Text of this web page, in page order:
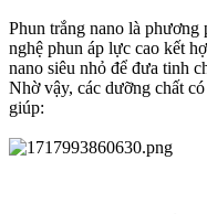
Phun trắng nano là phương
nghệ phun áp lực cao kết
nano siêu nhỏ để đưa tinh
Nhờ vậy, các dưỡng chất
giúp: